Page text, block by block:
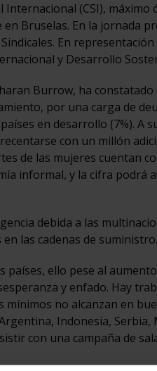
Internacional (CSI),
Bruselas. En la jornada
En
y Desarrollo
Burrow, ha
por una carga de
en desarrollo (7%). A
con un millón
de las mujeres cuentan
informal, y la cifra podrá
debida a las
las cadenas de suministro.
ello pese al
y enfado. Hay
no alcanzan en
Indonesia, Serbia,
con una campaña de